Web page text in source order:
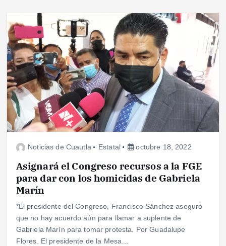
Noticias de Cuautla Estatal octubre 18, 2022
Asignará el Congreso recursos a la FGE
para dar con los homicidas de Gabriela
Marín
*El presidente del Congreso, Francisco Sánchez aseguró
que no hay acuerdo aún para llamar a suplente de
Gabriela Marín para tomar protesta. Por Guadalupe
Flores. El presidente de la Mesa…